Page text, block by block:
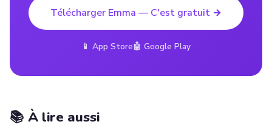
Télécharger Emma — C'est gratuit →
📱 App Store🤖 Google Play
📚 À lire aussi